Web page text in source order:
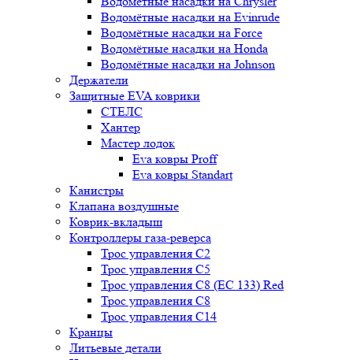
Водомётные насадки на Evinrude
Водомётные насадки на Force
Водомётные насадки на Honda
Водомётные насадки на Johnson
Держатели
Защитные EVA коврики
СТЕЛС
Хантер
Мастер лодок
Eva ковры Proff
Eva ковры Standart
Канистры
Клапана воздушные
Коврик-вкладыш
Контроллеры газа-реверса
Трос управления C2
Трос управления C5
Трос управления C8 (ЕС 133) Red
Трос управления C8
Трос управления C14
Кранцы
Литьевые детали